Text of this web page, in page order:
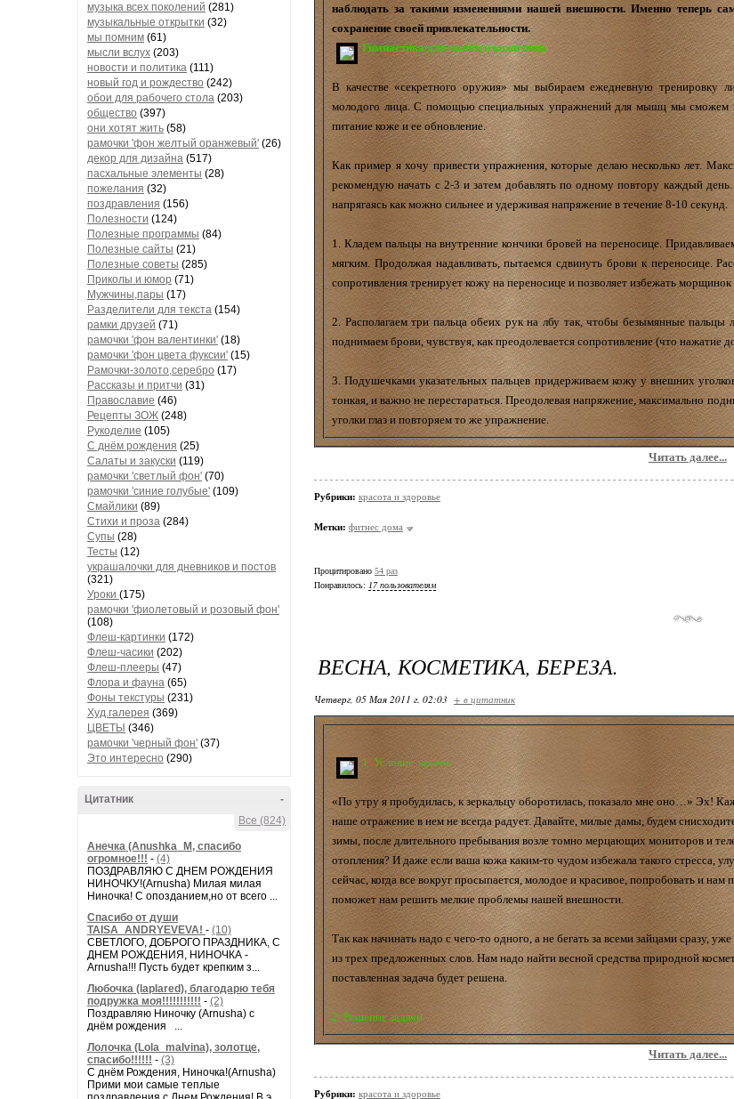
музыка всех поколений (281)
музыкальные открытки (32)
мы помним (61)
мысли вслух (203)
новости и политика (111)
новый год и рождество (242)
обои для рабочего стола (203)
общество (397)
они хотят жить (58)
рамочки 'фон желтый оранжевый' (26)
декор для дизайна (517)
пасхальные элементы (28)
пожелания (32)
поздравления (156)
Полезности (124)
Полезные программы (84)
Полезные сайты (21)
Полезные советы (285)
Приколы и юмор (71)
Мужчины,пары (17)
Разделители для текста (154)
рамки друзей (71)
рамочки 'фон валентинки' (18)
рамочки 'фон цвета фуксии' (15)
Рамочки-золото,серебро (17)
Рассказы и притчи (31)
Православие (46)
Рецепты ЗОЖ (248)
Рукоделие (105)
С днём рождения (25)
Салаты и закуски (119)
рамочки 'светлый фон' (70)
рамочки 'синие голубые' (109)
Смайлики (89)
Стихи и проза (284)
Супы (28)
Тесты (12)
украшалочки для дневников и постов
(321)
Уроки (175)
рамочки 'фиолетовый и розовый фон'
(108)
Флеш-картинки (172)
Флеш-часики (202)
Флеш-плееры (47)
Флора и фауна (65)
Фоны текстуры (231)
Худ.галерея (369)
ЦВЕТЫ (346)
рамочки 'черный фон' (37)
Это интересно (290)
-
Цитатник
Все (824)
Анечка (Anushka_M, спасибо
огромное!!! - (4)
ПОЗДРАВЛЯЮ С ДНЕМ РОЖДЕНИЯ
НИНОЧКУ!(Arnusha) Милая милая
Ниночка! С опозданием,но от всего ...
Спасибо от души
TAISA_ANDRYEVEVA! - (10)
СВЕТЛОГО, ДОБРОГО ПРАЗДНИКА, С
ДНЕМ РОЖДЕНИЯ, НИНОЧКА -
Arnusha!!! Пусть будет крепким з...
Любочка (laplared), благодарю тебя
подружка моя!!!!!!!!!!! - (2)
Поздравляю Ниночку (Arnusha) с
днём рождения ...
Лолочка (Lola_malvina), золотце,
спасибо!!!!!! - (3)
С днём Рождения, Ниночка!(Аrnusha)
Прими мои самые теплые
наблюдать за такими изменениями нашей внешности. Именно теперь
сохранение своей привлекательности.
Гимнастика для мышц и кожи лица
В качестве «секретного оружия» мы выбираем ежедневную
молодого лица. С помощью специальных упражнений для мышц мы сможем
питание коже и ее обновление.
Как пример я хочу привести упражнения, которые делаю несколько лет.
рекомендую начать с 2-3 и затем добавлять по одному повтору каждый
напрягаясь как можно сильнее и удерживая напряжение в течение 8-10 секунд.
1. Кладем пальцы на внутренние кончики бровей на переносице.
мягким. Продолжая надавливать, пытаемся сдвинуть брови к переносице.
сопротивления тренирует кожу на переносице и позволяет избежать
2. Располагаем три пальца обеих рук на лбу так, чтобы безымянные
поднимаем брови, чувствуя, как преодолевается сопротивление (что
3. Подушечками указательных пальцев придерживаем кожу у внешних
тонкая, и важно не перестараться. Преодолевая напряжение, максимально
уголки глаз и повторяем то же упражнение.
Читать далее...
Рубрики: красота и здоровье
Метки: фитнес дома
Процитировано 54 раз
Понравилось: 17 пользователям
ВЕСНА, КОСМЕТИКА, БЕРЕЗА.
Четверг, 05 Мая 2011 г. 02:03 + в цитатник
1. Условие задачи
«По утру я пробудилась, к зеркальцу оборотилась, показало мне оно…» Эх!
наше отражение в нем не всегда радует. Давайте, милые дамы, будем
зимы, после длительного пребывания возле томно мерцающих мониторов и
отопления? И даже если ваша кожа каким-то чудом избежала такого стресса,
сейчас, когда все вокруг просыпается, молодое и красивое, попробовать и
поможет нам решить мелкие проблемы нашей внешности.
Так как начинать надо с чего-то одного, а не бегать за всеми зайцами сразу,
из трех предложенных слов. Нам надо найти весной средства природной
поставленная задача будет решена.
2. Решение задачи
Читать далее...
Рубрики: красота и здоровье